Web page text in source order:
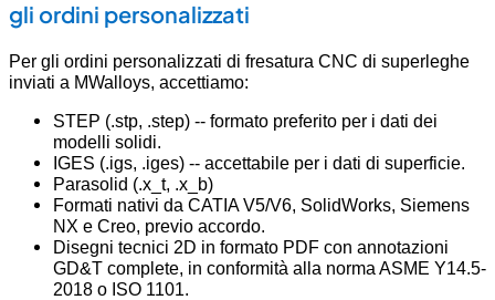
gli ordini personalizzati
Per gli ordini personalizzati di fresatura CNC di superleghe
inviati a MWalloys, accettiamo:
STEP (.stp, .step) -- formato preferito per i dati dei
modelli solidi.
IGES (.igs, .iges) -- accettabile per i dati di superficie.
Parasolid (.x_t, .x_b)
Formati nativi da CATIA V5/V6, SolidWorks, Siemens
NX e Creo, previo accordo.
Disegni tecnici 2D in formato PDF con annotazioni
GD&T complete, in conformità alla norma ASME Y14.5-
2018 o ISO 1101.